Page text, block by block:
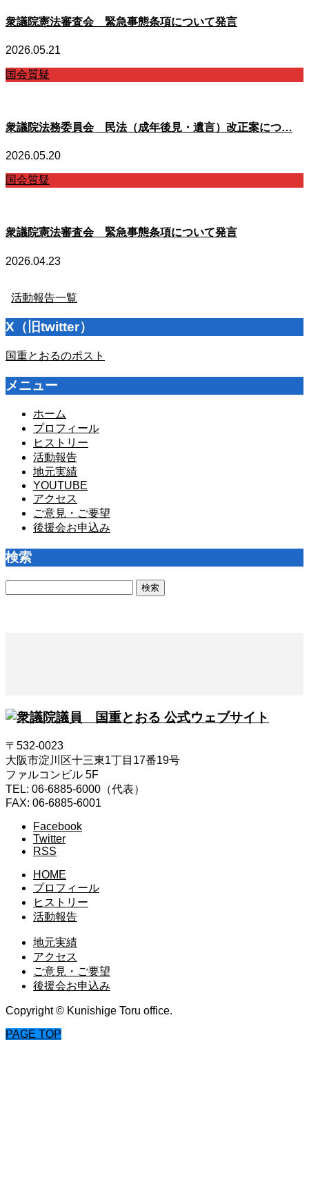
衆議院憲法審査会 緊急事態条項について発言
2026.05.21
国会質疑
衆議院法務委員会 民法（成年後見・遺言）改正案につ…
2026.05.20
国会質疑
衆議院憲法審査会 緊急事態条項について発言
2026.04.23
活動報告一覧
X（旧twitter）
国重とおるのポスト
メニュー
ホーム
プロフィール
ヒストリー
活動報告
地元実績
YOUTUBE
アクセス
ご意見・ご要望
後援会お申込み
検索
〒532-0023
大阪市淀川区十三東1丁目17番19号
ファルコンビル 5F
TEL: 06-6885-6000（代表）
FAX: 06-6885-6001
Facebook
Twitter
RSS
HOME
プロフィール
ヒストリー
活動報告
地元実績
アクセス
ご意見・ご要望
後援会お申込み
Copyright © Kunishige Toru office.
PAGE TOP